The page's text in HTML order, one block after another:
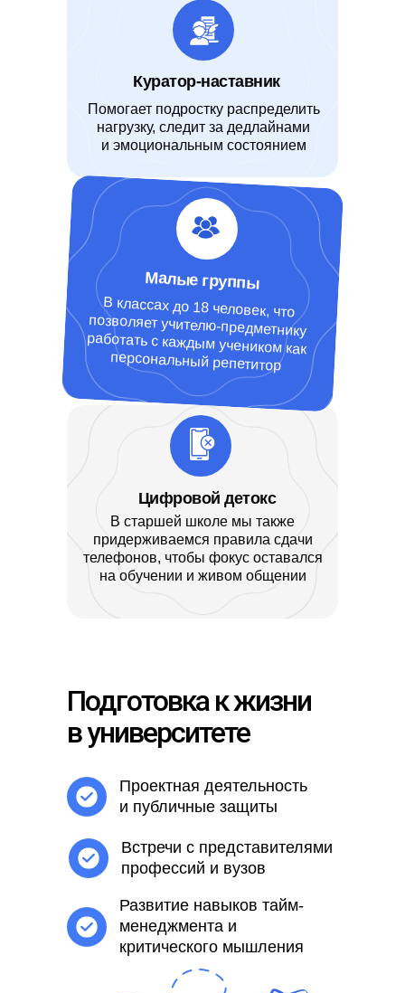
Куратор-наставник
Помогает подростку распределить
нагрузку, следит за дедлайнами
и эмоциональным состоянием
Цифровой детокс
В старшей школе мы также
придерживаемся правила сдачи
телефонов, чтобы фокус оставался
на обучении и живом общении
Малые группы
В классах до 18 человек, что
позволяет учителю-предметнику
работать с каждым учеником как
персональный репетитор
Развитие навыков тайм-
менеджмента и
критического мышления
Встречи с представителями
профессий и вузов
Проектная деятельность
и публичные защиты
Подготовка к жизни
в университете